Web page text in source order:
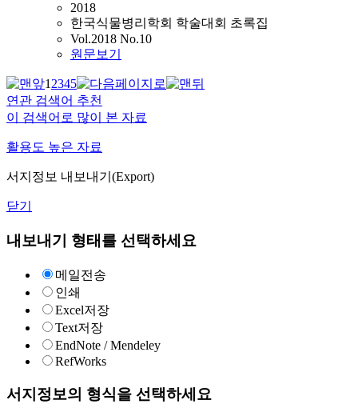
2018
한국식물병리학회 학술대회 초록집
Vol.2018 No.10
원문보기
12345
연관 검색어 추천
이 검색어로 많이 본 자료
활용도 높은 자료
서지정보 내보내기(Export)
닫기
내보내기 형태를 선택하세요
메일전송
인쇄
Excel저장
Text저장
EndNote / Mendeley
RefWorks
서지정보의 형식을 선택하세요